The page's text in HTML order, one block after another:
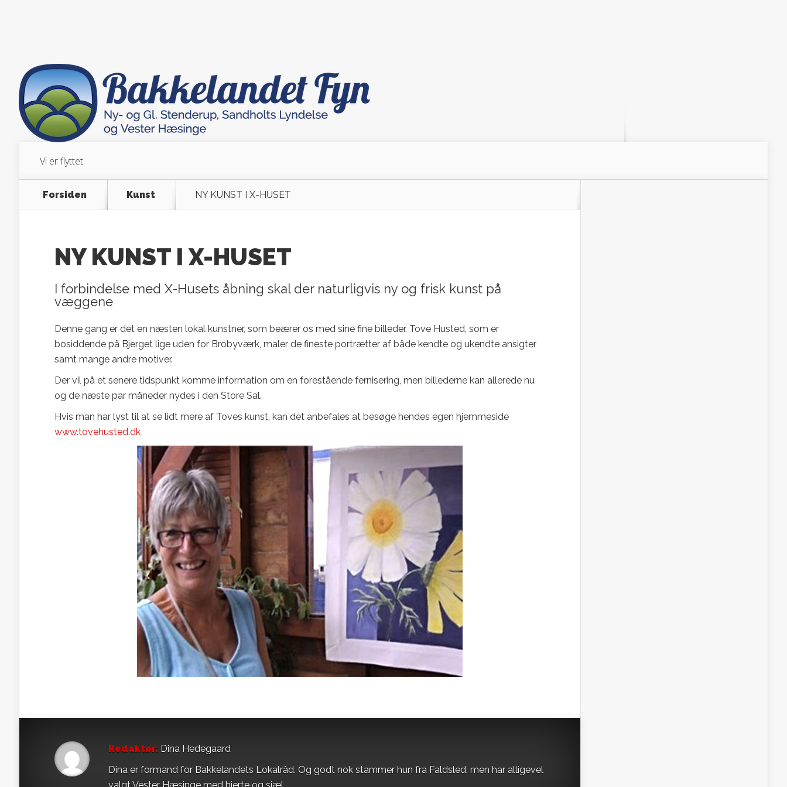
Vi er flyttet
Forsiden Kunst NY KUNST I X-HUSET
NY KUNST I X-HUSET
I forbindelse med X-Husets åbning skal der naturligvis ny og frisk kunst på
væggene
Denne gang er det en næsten lokal kunstner, som beærer os med sine fine billeder. Tove Husted, som er
bosiddende på Bjerget lige uden for Brobyværk, maler de fineste portrætter af både kendte og ukendte ansigter
samt mange andre motiver.
Der vil på et senere tidspunkt komme information om en forestående fernisering, men billederne kan allerede nu
og de næste par måneder nydes i den Store Sal.
Hvis man har lyst til at se lidt mere af Toves kunst, kan det anbefales at besøge hendes egen hjemmeside
www.tovehusted.dk
Redaktør: Dina Hedegaard
Dina er formand for Bakkelandets Lokalråd. Og godt nok stammer hun fra Faldsled, men har alligevel